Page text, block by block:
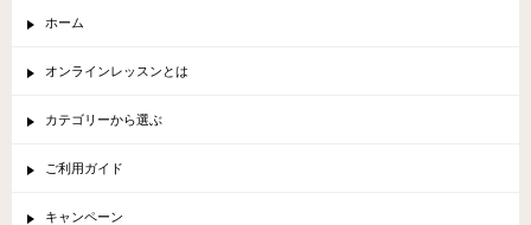
ホーム
オンラインレッスンとは
カテゴリーから選ぶ
ご利用ガイド
キャンペーン